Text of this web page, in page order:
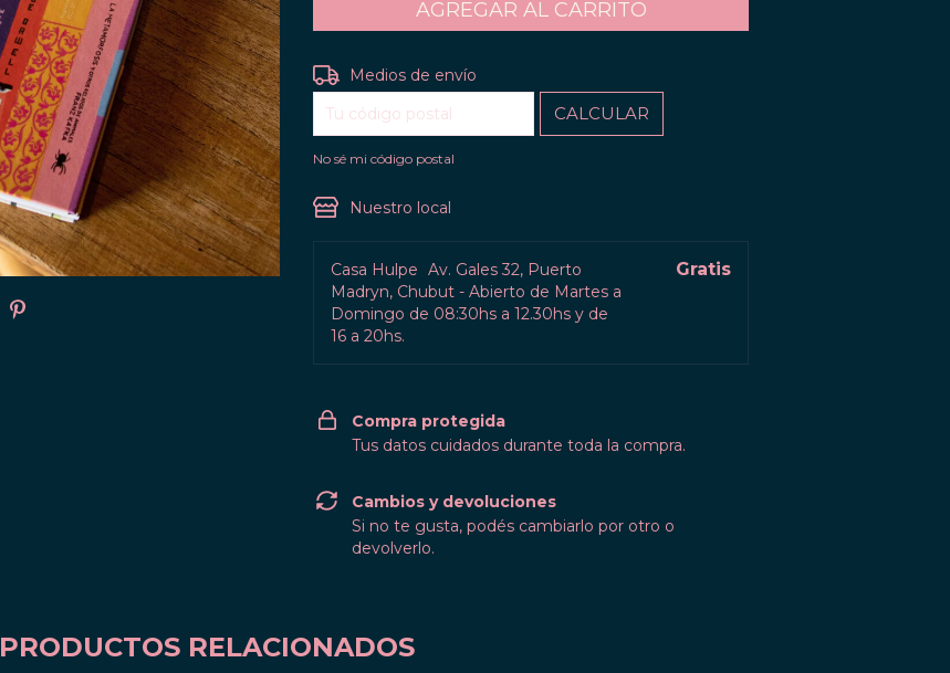
Entregas para el CP:
Medios de envío
CALCULAR
No sé mi código postal
Nuestro local
Casa Hulpe Av. Gales 32, Puerto
Madryn, Chubut - Abierto de Martes a
Domingo de 08:30hs a 12.30hs y de
16 a 20hs.
Gratis
Compra protegida
Tus datos cuidados durante toda la compra.
Cambios y devoluciones
Si no te gusta, podés cambiarlo por otro o
devolverlo.
PRODUCTOS RELACIONADOS